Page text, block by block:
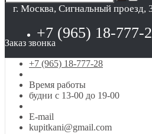
г. Москва, Сигнальный проезд,
+7 (965) 18-777-
Заказ звонка
+7 (965) 18-777-28
Время работы
будни с 13-00 до 19-00
E-mail
kupitkani@gmail.com